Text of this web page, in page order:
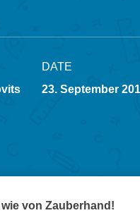
DATE
23. September